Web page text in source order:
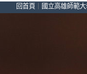
回首頁 國立高雄師範